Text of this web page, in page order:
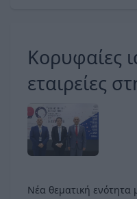
Κορυφαίες
εταιρείες
της
Χώρας στην
Νέα θεματική ενότητα